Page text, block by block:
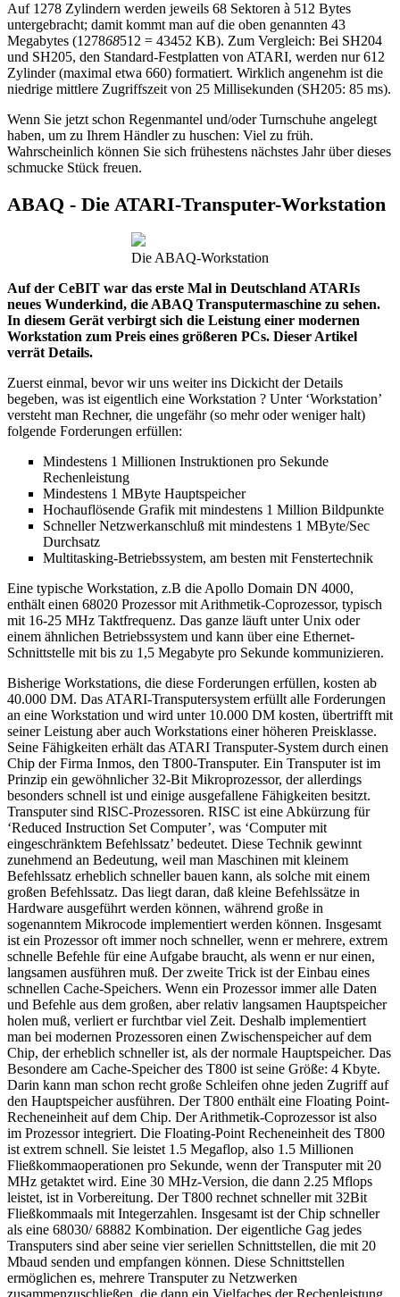
Auf 1278 Zylindern werden jeweils 68 Sektoren à 512 Bytes
untergebracht; damit kommt man auf die oben genannten 43
Megabytes (127868512 = 43452 KB). Zum Vergleich: Bei SH204
und SH205, den Standard-Festplatten von ATARI, werden nur 612
Zylinder (maximal etwa 660) formatiert. Wirklich angenehm ist die
niedrige mittlere Zugriffszeit von 25 Millisekunden (SH205: 85 ms).
Wenn Sie jetzt schon Regenmantel und/oder Turnschuhe angelegt
haben, um zu Ihrem Händler zu huschen: Viel zu früh.
Wahrscheinlich können Sie sich frühestens nächstes Jahr über dieses
schmucke Stück freuen.
ABAQ - Die ATARI-Transputer-Workstation
Die ABAQ-Workstation
Auf der CeBIT war das erste Mal in Deutschland ATARIs
neues Wunderkind, die ABAQ Transputermaschine zu sehen.
In diesem Gerät verbirgt sich die Leistung einer modernen
Workstation zum Preis eines größeren PCs. Dieser Artikel
verrät Details.
Zuerst einmal, bevor wir uns weiter ins Dickicht der Details
begeben, was ist eigentlich eine Workstation ? Unter ‘Workstation’
versteht man Rechner, die ungefähr (so mehr oder weniger halt)
folgende Forderungen erfüllen:
Mindestens 1 Millionen Instruktionen pro Sekunde
Rechenleistung
Mindestens 1 MByte Hauptspeicher
Hochauflösende Grafik mit mindestens 1 Million Bildpunkte
Schneller Netzwerkanschluß mit mindestens 1 MByte/Sec
Durchsatz
Multitasking-Betriebssystem, am besten mit Fenstertechnik
Eine typische Workstation, z.B die Apollo Domain DN 4000,
enthält einen 68020 Prozessor mit Arithmetik-Coprozessor, typisch
mit 16-25 MHz Taktfrequenz. Das ganze läuft unter Unix oder
einem ähnlichen Betriebssystem und kann über eine Ethernet-
Schnittstelle mit bis zu 1,5 Megabyte pro Sekunde kommunizieren.
Bisherige Workstations, die diese Forderungen erfüllen, kosten ab
40.000 DM. Das ATARI-Transputersystem erfüllt alle Forderungen
an eine Workstation und wird unter 10.000 DM kosten, übertrifft mit
seiner Leistung aber auch Workstations einer höheren Preisklasse.
Seine Fähigkeiten erhält das ATARI Transputer-System durch einen
Chip der Firma Inmos, den T800-Transputer. Ein Transputer ist im
Prinzip ein gewöhnlicher 32-Bit Mikroprozessor, der allerdings
besonders schnell ist und einige ausgefallene Fähigkeiten besitzt.
Transputer sind RlSC-Prozessoren. RISC ist eine Abkürzung für
‘Reduced Instruction Set Computer’, was ‘Computer mit
eingeschränktem Befehlssatz’ bedeutet. Diese Technik gewinnt
zunehmend an Bedeutung, weil man Maschinen mit kleinem
Befehlssatz erheblich schneller bauen kann, als solche mit einem
großen Befehlssatz. Das liegt daran, daß kleine Befehlssätze in
Hardware ausgeführt werden können, während große in
sogenanntem Mikrocode implementiert werden können. Insgesamt
ist ein Prozessor oft immer noch schneller, wenn er mehrere, extrem
schnelle Befehle für eine Aufgabe braucht, als wenn er nur einen,
langsamen ausführen muß. Der zweite Trick ist der Einbau eines
schnellen Cache-Speichers. Wenn ein Prozessor immer alle Daten
und Befehle aus dem großen, aber relativ langsamen Hauptspeicher
holen muß, verliert er furchtbar viel Zeit. Deshalb implementiert
man bei modernen Prozessoren einen Zwischenspeicher auf dem
Chip, der erheblich schneller ist, als der normale Hauptspeicher. Das
Besondere am Cache-Speicher des T800 ist seine Größe: 4 Kbyte.
Darin kann man schon recht große Schleifen ohne jeden Zugriff auf
den Hauptspeicher ausführen. Der T800 enthält eine Floating Point-
Recheneinheit auf dem Chip. Der Arithmetik-Coprozessor ist also
im Prozessor integriert. Die Floating-Point Recheneinheit des T800
ist extrem schnell. Sie leistet 1.5 Megaflop, also 1.5 Millionen
Fließkommaoperationen pro Sekunde, wenn der Transputer mit 20
MHz getaktet wird. Eine 30 MHz-Version, die dann 2.25 Mflops
leistet, ist in Vorbereitung. Der T800 rechnet schneller mit 32Bit
Fließkommaals mit Integerzahlen. Insgesamt ist der Chip schneller
als eine 68030/ 68882 Kombination. Der eigentliche Gag jedes
Transputers sind aber seine vier seriellen Schnittstellen, die mit 20
Mbaud senden und empfangen können. Diese Schnittstellen
ermöglichen es, mehrere Transputer zu Netzwerken